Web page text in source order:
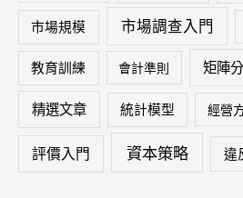
市場規模 市場調查入門
教育訓練 會計準則 矩陣
精選文章 統計模型 經營
評價入門 資本策略 違